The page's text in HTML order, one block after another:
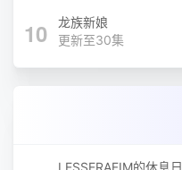
10
龙族新娘
更新至30集
LESSERAFIM的休息日